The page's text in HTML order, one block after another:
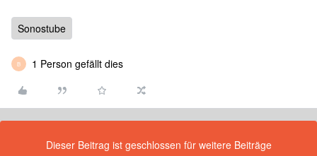
Sonostube
B 1 Person gefällt dies
Dieser Beitrag ist geschlossen für weitere Beiträge